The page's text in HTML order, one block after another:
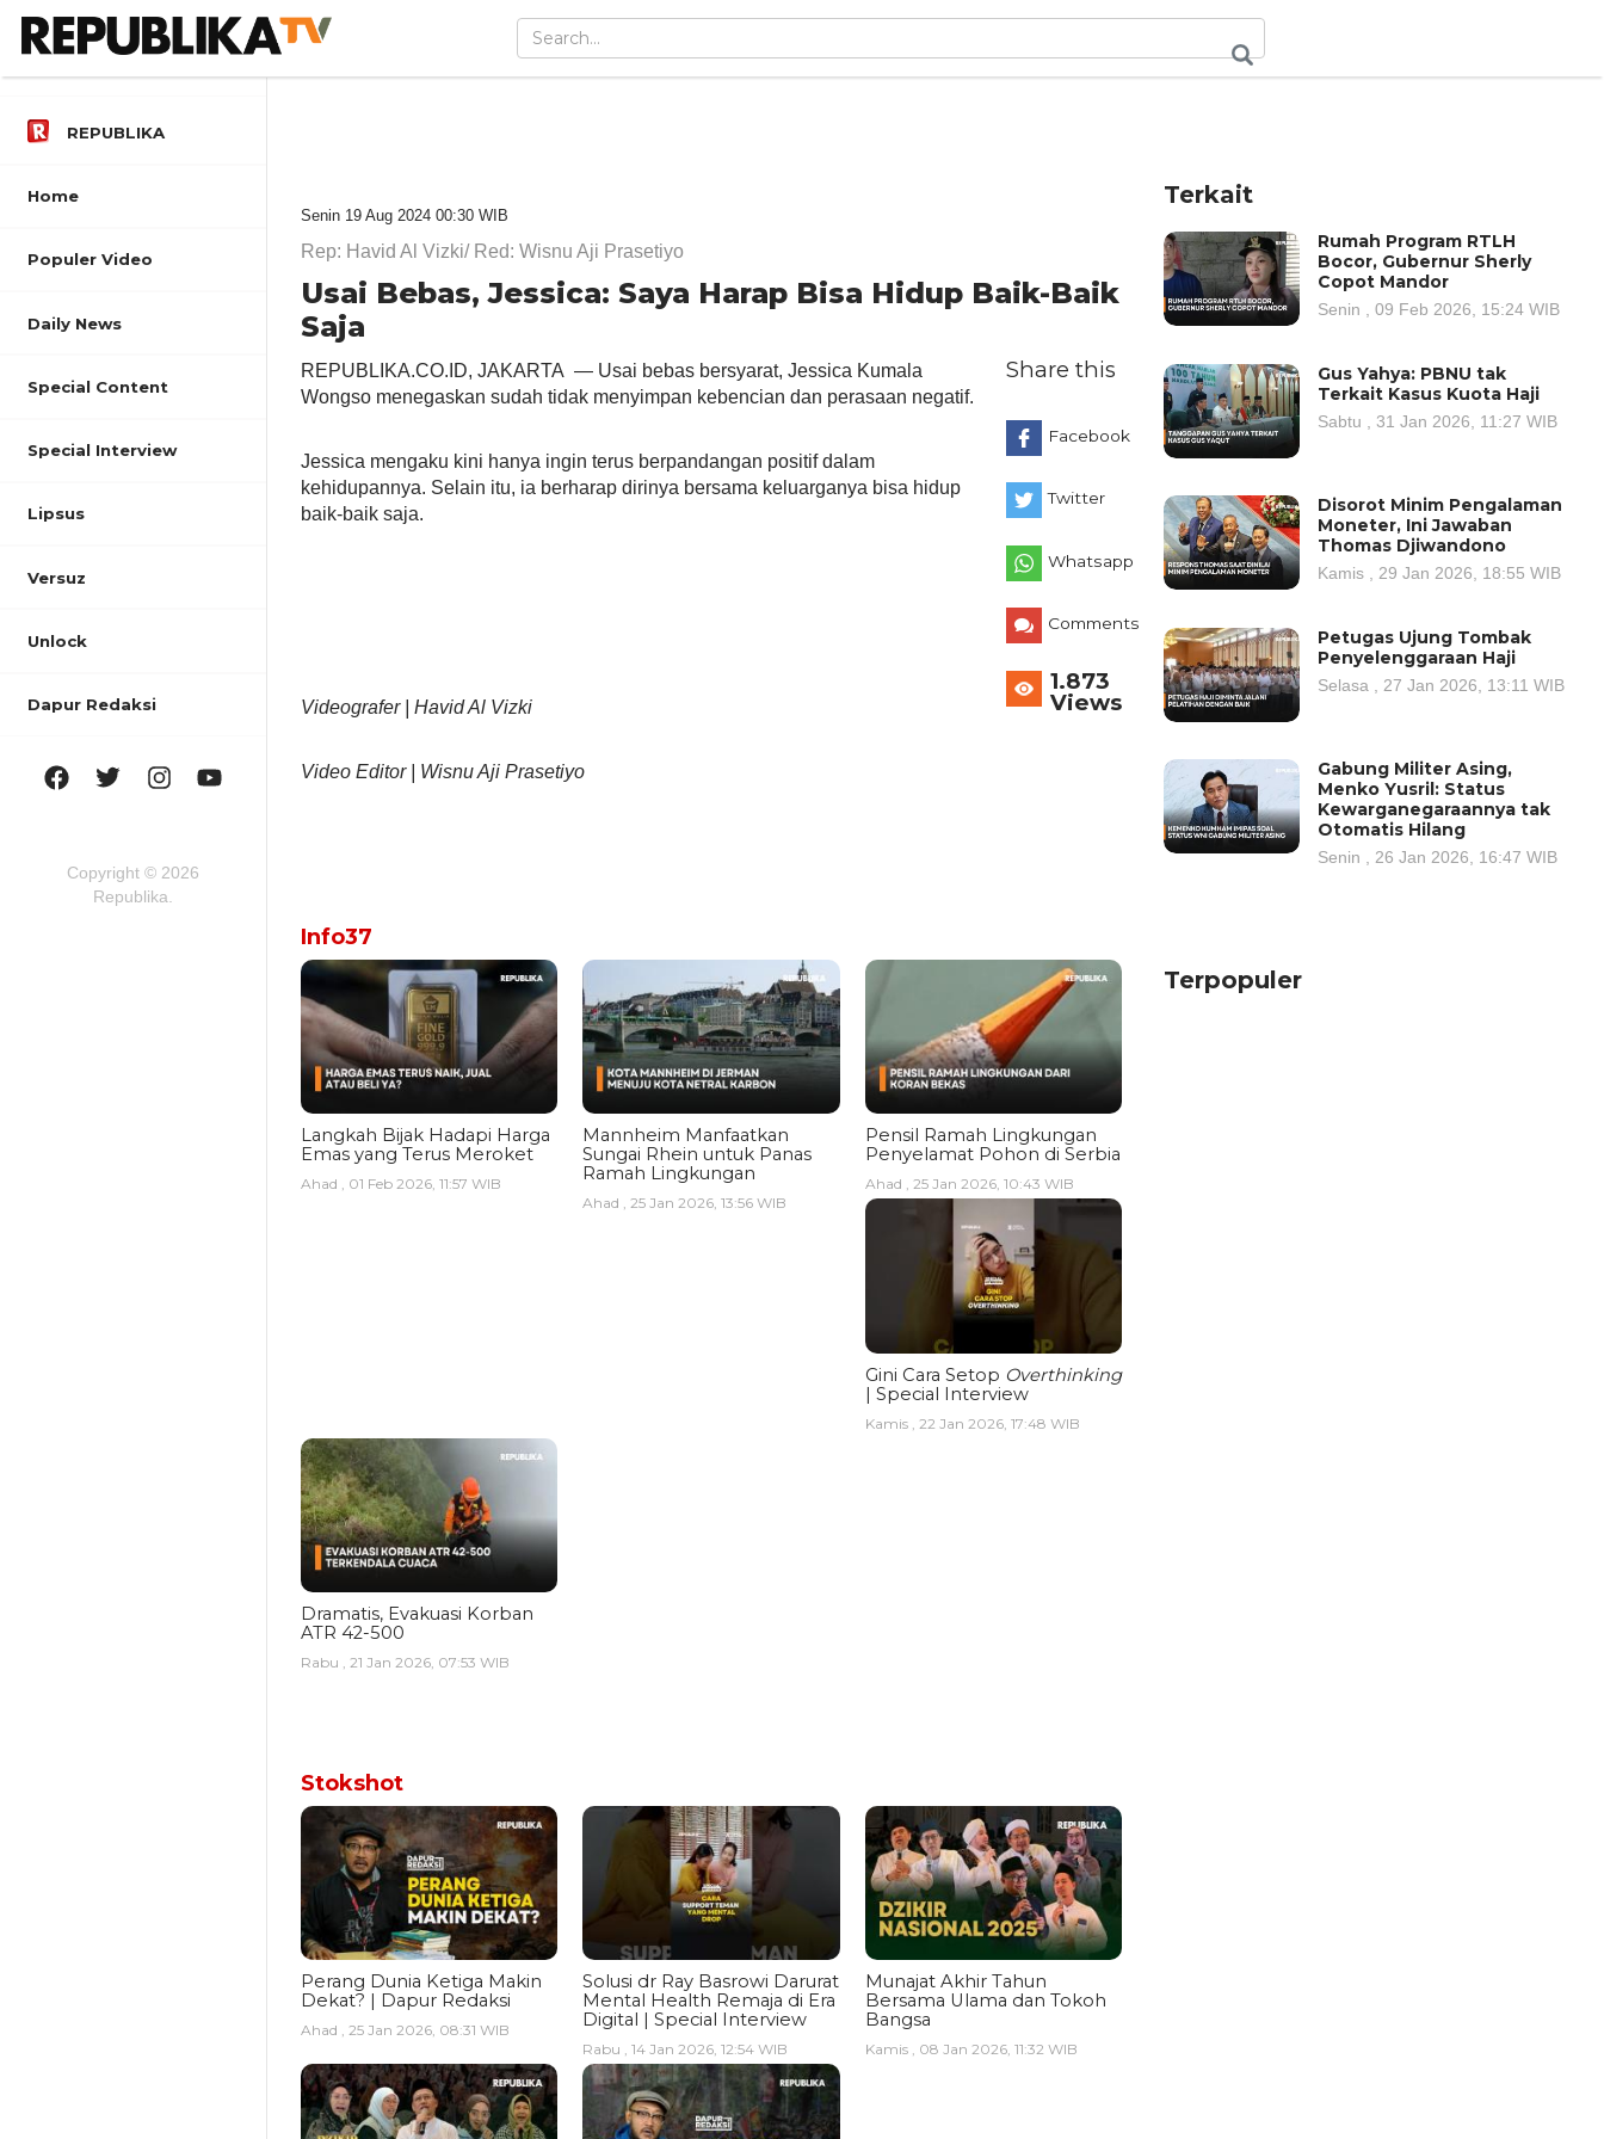
REPUBLIKA
Home
Populer Video
Daily News
Special Content
Special Interview
Lipsus
Versuz
Unlock
Dapur Redaksi
Copyright © 2026
Republika.
Senin 19 Aug 2024 00:30 WIB
Rep: Havid Al Vizki/ Red: Wisnu Aji Prasetiyo
Usai Bebas, Jessica: Saya Harap Bisa Hidup Baik-Baik
Saja
REPUBLIKA.CO.ID, JAKARTA — Usai bebas bersyarat, Jessica Kumala
Wongso menegaskan sudah tidak menyimpan kebencian dan perasaan negatif.
Jessica mengaku kini hanya ingin terus berpandangan positif dalam
kehidupannya. Selain itu, ia berharap dirinya bersama keluarganya bisa hidup
baik-baik saja.
Videografer | Havid Al Vizki
Video Editor | Wisnu Aji Prasetiyo
Share this
Facebook
Twitter
Whatsapp
Comments
1.873
Views
Info37
Langkah Bijak Hadapi Harga
Emas yang Terus Meroket
Ahad , 01 Feb 2026, 11:57 WIB
Mannheim Manfaatkan
Sungai Rhein untuk Panas
Ramah Lingkungan
Ahad , 25 Jan 2026, 13:56 WIB
Pensil Ramah Lingkungan
Penyelamat Pohon di Serbia
Ahad , 25 Jan 2026, 10:43 WIB
Gini Cara Setop Overthinking
| Special Interview
Kamis , 22 Jan 2026, 17:48 WIB
Dramatis, Evakuasi Korban
ATR 42-500
Rabu , 21 Jan 2026, 07:53 WIB
Stokshot
Perang Dunia Ketiga Makin
Dekat? | Dapur Redaksi
Ahad , 25 Jan 2026, 08:31 WIB
Solusi dr Ray Basrowi Darurat
Mental Health Remaja di Era
Digital | Special Interview
Rabu , 14 Jan 2026, 12:54 WIB
Munajat Akhir Tahun
Bersama Ulama dan Tokoh
Bangsa
Kamis , 08 Jan 2026, 11:32 WIB
Terkait
Rumah Program RTLH
Bocor, Gubernur Sherly
Copot Mandor
Senin , 09 Feb 2026, 15:24 WIB
Gus Yahya: PBNU tak
Terkait Kasus Kuota Haji
Sabtu , 31 Jan 2026, 11:27 WIB
Disorot Minim Pengalaman
Moneter, Ini Jawaban
Thomas Djiwandono
Kamis , 29 Jan 2026, 18:55 WIB
Petugas Ujung Tombak
Penyelenggaraan Haji
Selasa , 27 Jan 2026, 13:11 WIB
Gabung Militer Asing,
Menko Yusril: Status
Kewarganegaraannya tak
Otomatis Hilang
Senin , 26 Jan 2026, 16:47 WIB
Terpopuler